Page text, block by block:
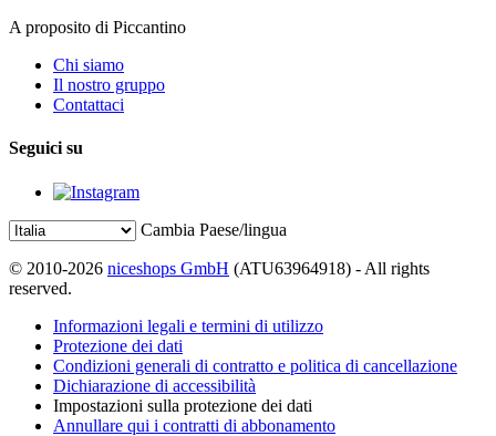
A proposito di Piccantino
Chi siamo
Il nostro gruppo
Contattaci
Seguici su
Cambia Paese/lingua
© 2010-2026 niceshops GmbH (ATU63964918) - All rights
reserved.
Informazioni legali e termini di utilizzo
Protezione dei dati
Condizioni generali di contratto e politica di cancellazione
Dichiarazione di accessibilità
Impostazioni sulla protezione dei dati
Annullare qui i contratti di abbonamento